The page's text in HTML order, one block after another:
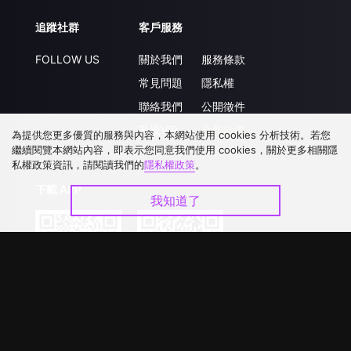
追蹤社群
FOLLOW US
客戶服務
關於我們
常見問題
聯絡我們
升級VIP
服務條款
隱私權
公開徵件
合作洽談
下載 APP
為提供您更多優質的服務與內容，本網站使用 cookies 分析技術。若您
繼續閱覽本網站內容，即表示您同意我們使用 cookies，關於更多相關隱
私權政策資訊，請閱讀我們的隱私權政策。
我知道了